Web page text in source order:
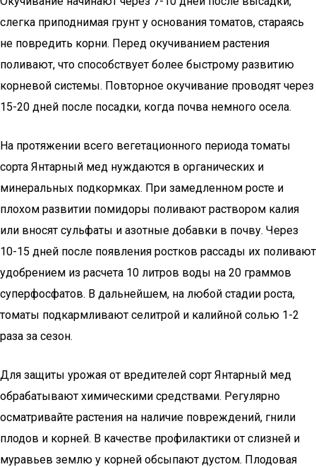
слегка приподнимая грунт у основания томатов, стараясь
не повредить корни. Перед окучиванием растения
поливают, что способствует более быстрому развитию
корневой системы. Повторное окучивание проводят через
15-20 дней после посадки, когда почва немного осела.
На протяжении всего вегетационного периода томаты
сорта Янтарный мед нуждаются в органических и
минеральных подкормках. При замедленном росте и
плохом развитии помидоры поливают раствором калия
или вносят сульфаты и азотные добавки в почву. Через
10-15 дней после появления ростков рассады их поливают
удобрением из расчета 10 литров воды на 20 граммов
суперфосфатов. В дальнейшем, на любой стадии роста,
томаты подкармливают селитрой и калийной солью 1-2
раза за сезон.
Для защиты урожая от вредителей сорт Янтарный мед
обрабатывают химическими средствами. Регулярно
осматривайте растения на наличие повреждений, гнили
плодов и корней. В качестве профилактики от слизней и
муравьев землю у корней обсыпают дустом. Плодовая